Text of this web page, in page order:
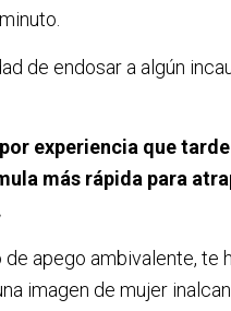
de endosar a algún
experiencia que
más rápida para
apego ambivalente, te
imagen de mujer